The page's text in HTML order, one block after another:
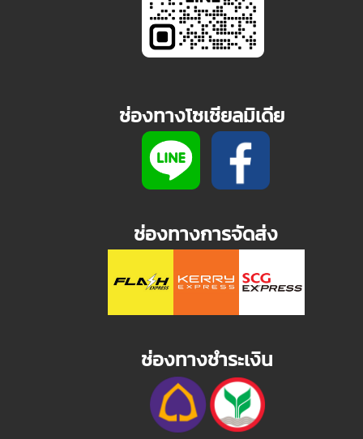
ช่องทางโซเชียลมิเดีย
ช่องทางการจัดส่ง
ช่องทางชำระเงิน